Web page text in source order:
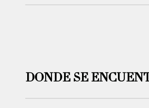
DONDE SE